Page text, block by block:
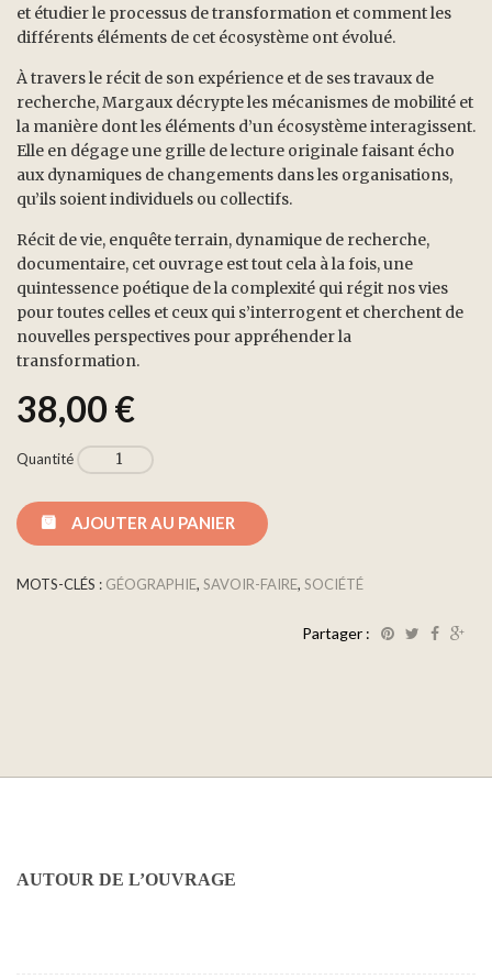
et étudier le processus de transformation et comment les
différents éléments de cet écosystème ont évolué.
À travers le récit de son expérience et de ses travaux de
recherche, Margaux décrypte les mécanismes de mobilité et
la manière dont les éléments d’un écosystème interagissent.
Elle en dégage une grille de lecture originale faisant écho
aux dynamiques de changements dans les organisations,
qu’ils soient individuels ou collectifs.
Récit de vie, enquête terrain, dynamique de recherche,
documentaire, cet ouvrage est tout cela à la fois, une
quintessence poétique de la complexité qui régit nos vies
pour toutes celles et ceux qui s’interrogent et cherchent de
nouvelles perspectives pour appréhender la
transformation.
38,00€
Quantité
AJOUTER AU PANIER
MOTS-CLÉS : GÉOGRAPHIE, SAVOIR-FAIRE, SOCIÉTÉ
Partager :
AUTOUR DE L’OUVRAGE